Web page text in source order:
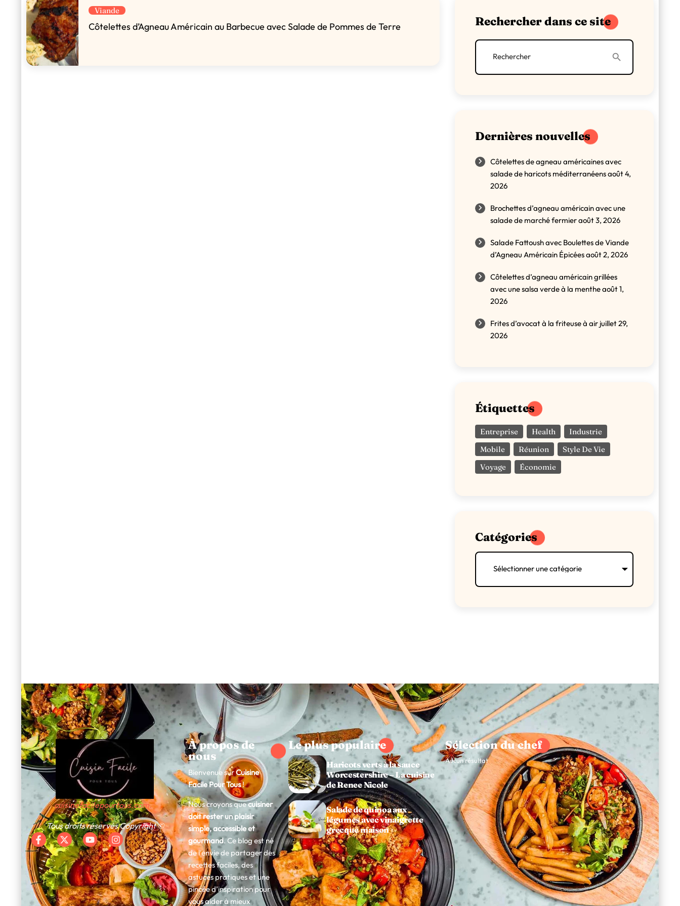
Côtés
Petit-déjeuner
Plats principaux
Poisson
Snacks
Végétalien
Viande
Viande
Côtelettes d’Agneau Américain au Barbecue avec Salade de Pommes de Terre Rechercher dans ce site
Rechercher search
Dernières nouvelles
Côtelettes de agneau américaines avec
salade de haricots méditerranéensaoût 4,
2026
Brochettes d’agneau américain avec une
salade de marché fermieraoût 3, 2026
Salade Fattoush avec Boulettes de Viande
d’Agneau Américain Épicéesaoût 2, 2026
Côtelettes d’agneau américain grillées
avec une salsa verde à la mentheaoût 1,
2026
Frites d’avocat à la friteuse à air juillet 29,
2026
Étiquettes
Entreprise Health
Industrie
Mobile
Réunion
Style De Vie
Voyage
Économie
Catégories
cuisinefacilepourtous.com.
Tous droits réservés Copyright ©
À propos de
nous
Bienvenue surCuisine
Facile Pour Tous!
Nous croyons quecuisiner
doit rester un plaisir
simple, accessible et
gourmand. Ce blog est né
de l’envie de partager des
recettes faciles, des
astuces pratiques et une
pincée d’inspiration pour
vous aider à mieux
Le plus populaire
Haricots verts à la sauce
Worcestershire – La cuisine
de Renee Nicole
Salade de quinoa aux
légumes avec vinaigrette
grecque maison
Sélection du chef
Aucun résultat